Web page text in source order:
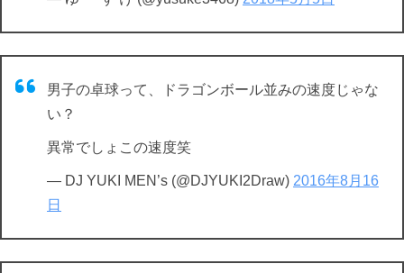
男子の卓球って、ドラゴンボール並みの速度じゃな
い？
異常でしょこの速度笑
— DJ YUKI MEN’s (@DJYUKI2Draw) 2016年8月16
日